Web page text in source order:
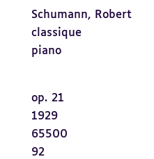
Schumann, Robert
classique
piano
op. 21
1929
65500
92